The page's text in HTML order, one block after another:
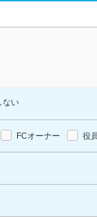
ない
FCオーナー 役